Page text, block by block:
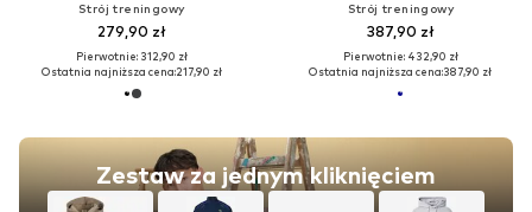
Strój treningowy
279,90 zł
Pierwotnie: 312,90 zł
Ostatnia najniższa cena:217,90 zł
Strój treningowy
387,90 zł
Pierwotnie: 432,90 zł
Ostatnia najniższa cena:387,90 zł
Zestaw za jednym kliknięciem